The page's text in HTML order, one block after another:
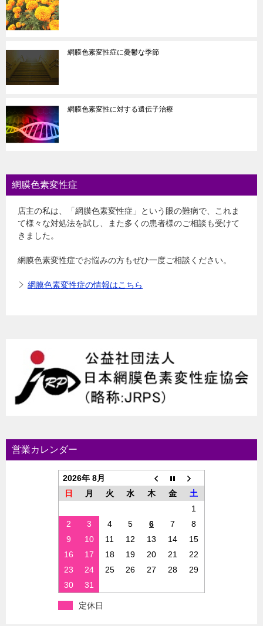
網膜色素変性症に憂鬱な季節
網膜色素変性に対する遺伝子治療
網膜色素変性症
店主の私は、「網膜色素変性症」という眼の難病で、これま
て様々な対処法を試し、また多くの患者様のご相談も受けて
きました。
網膜色素変性症でお悩みの方もぜひ一度ご相談ください。
網膜色素変性症の情報はこちら
営業カレンダー
2026年 8月
日
月 火 水 木 金
土
1
2
3 4 5 6 7
8
9
10 11 12 13 14
15
16
17 18 19 20 21
22
23
24 25 26 27 28
29
30
31
定休日